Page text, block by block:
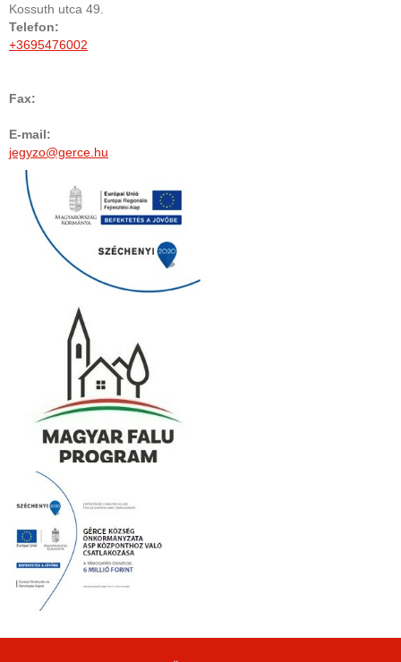
Kossuth utca 49.
Telefon:
+3695476002
Fax:
E-mail:
jegyzo@gerce.hu